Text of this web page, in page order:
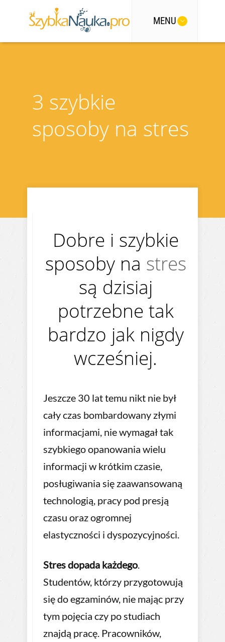
MENU
3 szybkie
sposoby na stres
Dobre i szybkie
sposoby na stres
są dzisiaj
potrzebne tak
bardzo jak nigdy
wcześniej.
Jeszcze 30 lat temu nikt nie był
cały czas bombardowany złymi
informacjami, nie wymagał tak
szybkiego opanowania wielu
informacji w krótkim czasie,
posługiwania się zaawansowaną
technologią, pracy pod presją
czasu oraz ogromnej
elastyczności i dyspozycyjności.
Stres dopada każdego.
Studentów, którzy przygotowują
się do egzaminów, nie mając przy
tym pojęcia czy po studiach
znajdą pracę. Pracowników,